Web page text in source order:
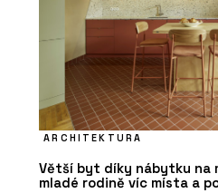
ARCHITEKTURA
Větší byt díky nábytku na
mladé rodině víc místa a